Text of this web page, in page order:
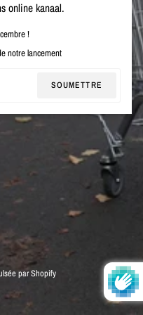
online kanaal.
!
notre lancement
SOUMETTRE
par Shopify